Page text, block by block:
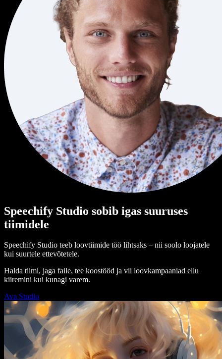
Speechify Studio sobib igas suuruses
tiimidele
Speechify Studio teeb loovtiimide töö lihtsaks – nii soolo loojatele
kui suurtele ettevõtetele.
Halda tiimi, jaga faile, tee koostööd ja vii loovkampaaniad ellu
kiiremini kui kunagi varem.
Ava Studio